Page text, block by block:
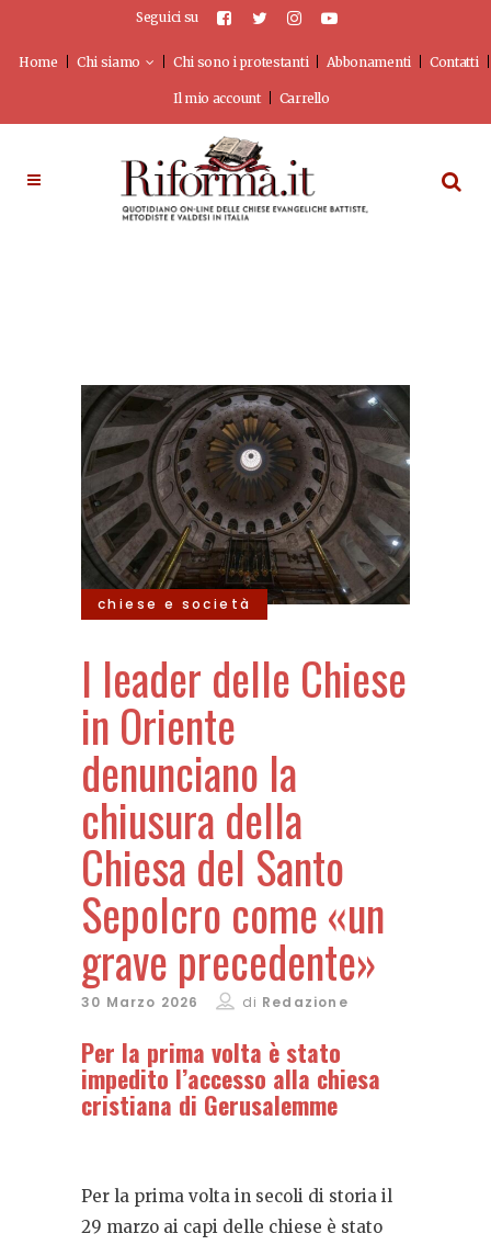
Seguici su
Home Chi siamo Chi sono i protestanti Abbonamenti Contatti
Il mio account Carrello
chiese e società
I leader delle Chiese
in Oriente
denunciano la
chiusura della
Chiesa del Santo
Sepolcro come «un
grave precedente»
30 Marzo 2026 di Redazione
Per la prima volta è stato
impedito l’accesso alla chiesa
cristiana di Gerusalemme
Per la prima volta in secoli di storia il
29 marzo ai capi delle chiese è stato